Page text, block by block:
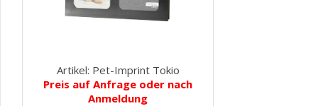
Artikel: Pet-Imprint Tokio
Preis auf Anfrage oder nach
Anmeldung